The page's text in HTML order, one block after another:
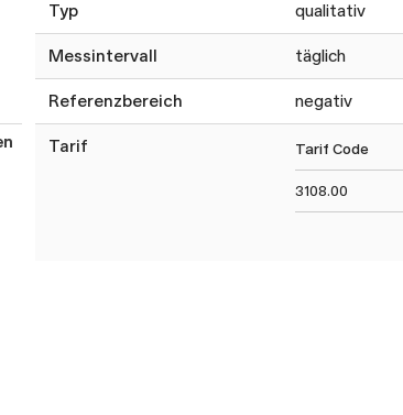
Typ qualitativ
Messintervall täglich
Referenzbereich negativ
Tarif Tarif Code
3108.00